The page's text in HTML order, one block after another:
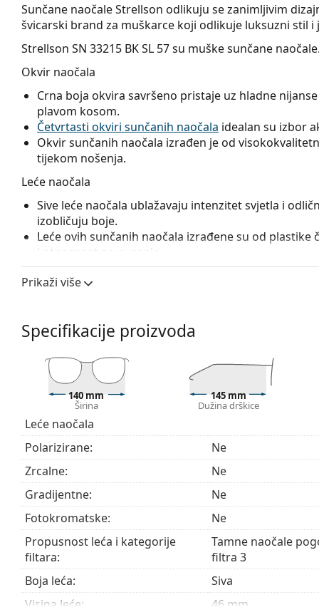
Sunčane naočale Strellson odlikuju se zanimljivim
švicarski brand za muškarce koji odlikuje luksuzni stil i
Strellson SN 33215 BK SL 57su muške sunčane naočale.
Okvir naočala
Crna boja okvira savršeno pristaje uz hladne
plavom kosom.
Četvrtasti okviri sunčanih naočala idealan su izbor
Okvir sunčanih naočala izrađen je od
tijekom nošenja.
Leće naočala
Sive leće naočala ublažavaju intenzitet svjetla i
izobličuju boje.
Leće ovih sunčanih naočala izrađene su od
i otpornost na pucanje.
Naočale s UV 400 pružaju 100% zaštitu od štetnog
filtar kategorije 3 (propusnost svjetla 8 – 18%) –
Pribor
Naočale isporučujemo s originalnom futrolom.
Krpa koja se nalazi u pakiranju idealna je za
sadržavati tekstilnu vrećicu.
Pogledajte cijelu ponudu
sunčanih naočala, gdje
Prikaži više
Specifikacije proizvoda
140 mm
Širina
145 mm
Dužina drškice
Leće naočala
Polarizirane:
Ne
Zrcalne:
Ne
Gradijentne:
Ne
Fotokromatske:
Ne
Propusnost leća i kategorije
filtara:
Tamne naočale
filtra 3
Boja leća:
Siva
Visina leće:
46 mm